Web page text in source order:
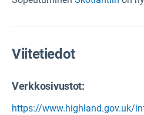
Viitetiedot
Verkkosivustot:
https://www.highland.gov.uk/